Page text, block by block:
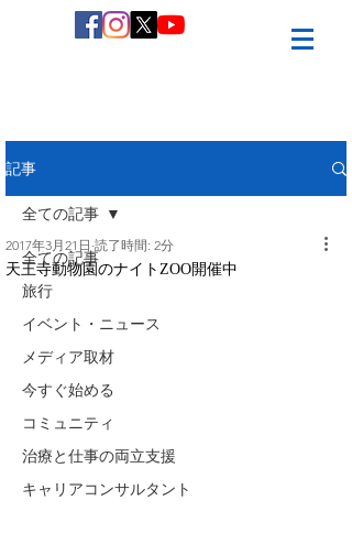
記事
全ての記事
旅行
イベント・ニュース
メディア取材
今すぐ始める
コミュニティ
治療と仕事の両立支援
キャリアコンサルタント
全ての記事
天王寺動物園のナイトZOO開催中
2017年3月21日 読了時間: 2分